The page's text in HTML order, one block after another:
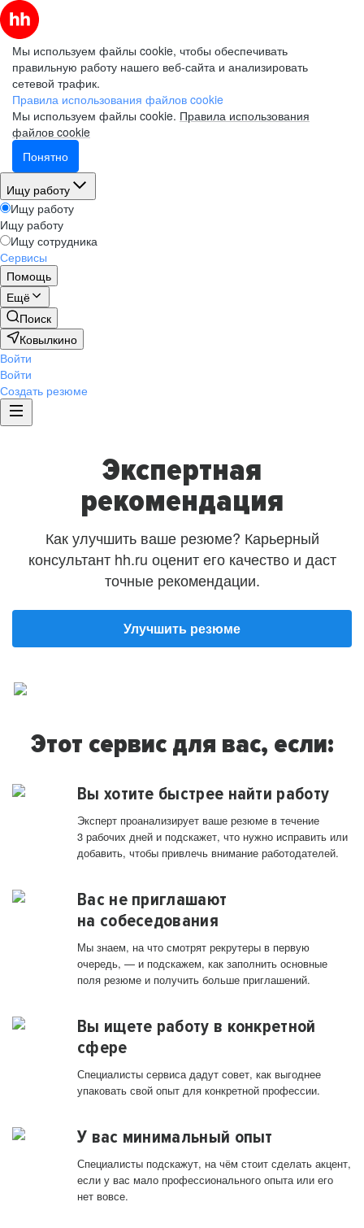
Мы используем файлы cookie, чтобы обеспечивать
правильную работу нашего веб-сайта и анализировать
сетевой трафик.
Правила использования файлов cookie
Мы используем файлы cookie. Правила использования
файлов cookie
Понятно
Ищу работу
Ищу работу
Ищу работу
Ищу сотрудника
Сервисы
Помощь
Ещё
Поиск
Ковылкино
Войти
Войти
Создать резюме
Экспертная
рекомендация
Как улучшить ваше резюме? Карьерный
консультант hh.ru оценит его качество и даст
точные рекомендации.
Улучшить резюме
Этот сервис для вас, если:
Вы хотите быстрее найти работу
Эксперт проанализирует ваше резюме в течение
3 рабочих дней и подскажет, что нужно исправить или
добавить, чтобы привлечь внимание работодателей.
Вас не приглашают
на собеседования
Мы знаем, на что смотрят рекрутеры в первую
очередь, — и подскажем, как заполнить основные
поля резюме и получить больше приглашений.
Вы ищете работу в конкретной
сфере
Специалисты сервиса дадут совет, как выгоднее
упаковать свой опыт для конкретной профессии.
У вас минимальный опыт
Специалисты подскажут, на чём стоит сделать акцент,
если у вас мало профессионального опыта или его
нет вовсе.